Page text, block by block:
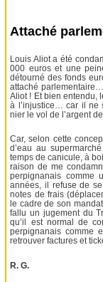
Attaché
Louis Aliot a été
000 euros et une
détourné des fonds
attaché
Aliot ! Et bien entendu,
à l’injustice… car il ne
nier le vol de l’argent
Car, selon cette
d’eau au
temps de canicule, à
raison de me
perpignanais comme
années, il refuse de
notes de frais
le cadre de son
fallu un jugement du
qu’il est normal de
perpignanais comme
retrouver factures et
R. G.